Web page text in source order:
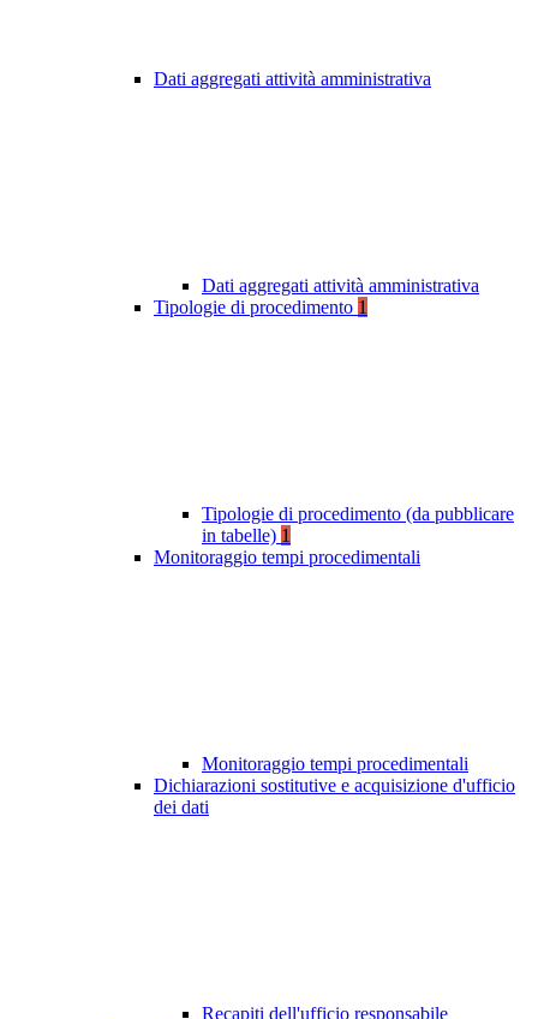
Dati aggregati attività amministrativa
Dati aggregati attività amministrativa
Tipologie di procedimento 1
Tipologie di procedimento (da pubblicare
in tabelle) 1
Monitoraggio tempi procedimentali
Monitoraggio tempi procedimentali
Dichiarazioni sostitutive e acquisizione d'ufficio
dei dati
Recapiti dell'ufficio responsabile